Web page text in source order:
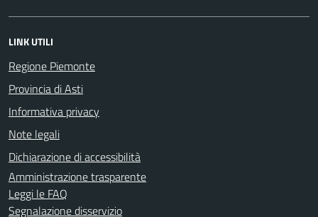
LINK UTILI
Regione Piemonte
Provincia di Asti
Informativa privacy
Note legali
Dichiarazione di accessibilità
Amministrazione trasparente
Leggi le FAQ
Segnalazione disservizio